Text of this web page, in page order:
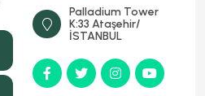
Palladium Tower
K:33 Ataşehir/
İSTANBUL